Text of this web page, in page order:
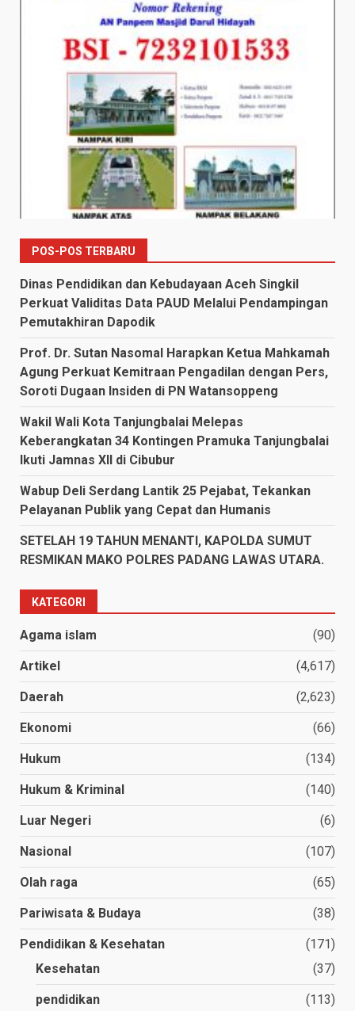
POS-POS TERBARU
Dinas Pendidikan dan Kebudayaan Aceh Singkil
Perkuat Validitas Data PAUD Melalui Pendampingan
Pemutakhiran Dapodik
Prof. Dr. Sutan Nasomal Harapkan Ketua Mahkamah
Agung Perkuat Kemitraan Pengadilan dengan Pers,
Soroti Dugaan Insiden di PN Watansoppeng
Wakil Wali Kota Tanjungbalai Melepas
Keberangkatan 34 Kontingen Pramuka Tanjungbalai
Ikuti Jamnas XII di Cibubur
Wabup Deli Serdang Lantik 25 Pejabat, Tekankan
Pelayanan Publik yang Cepat dan Humanis
SETELAH 19 TAHUN MENANTI, KAPOLDA SUMUT
RESMIKAN MAKO POLRES PADANG LAWAS UTARA.
KATEGORI
Agama islam (90)
Artikel (4,617)
Daerah (2,623)
Ekonomi (66)
Hukum (134)
Hukum & Kriminal (140)
Luar Negeri (6)
Nasional (107)
Olah raga (65)
Pariwisata & Budaya (38)
Pendidikan & Kesehatan
(171)
Kesehatan
(37)
pendidikan (113)